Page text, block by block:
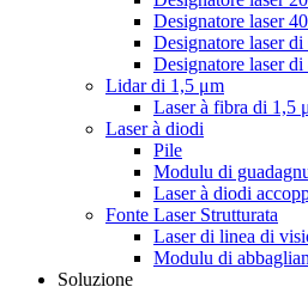
Designatore laser
Designatore laser di
Designatore laser di
Lidar di 1,5 μm
Laser à fibra di 1,5
Laser à diodi
Pile
Modulu di
Laser à diodi
Fonte Laser Strutturata
Laser di linea di
Modulu di
Soluzione